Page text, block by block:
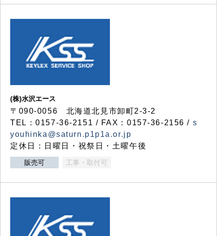
(株)水沢エース
〒090-0056 北海道北見市卸町2-3-2
TEL：0157-36-2151 / FAX：0157-36-2156 / s
youhinka@saturn.p1p1a.or.jp
定休日：日曜日・祝祭日・土曜午後
販売可 工事・取付可